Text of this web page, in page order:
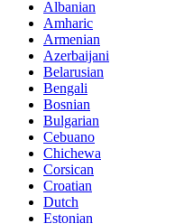
Albanian
Amharic
Armenian
Azerbaijani
Belarusian
Bengali
Bosnian
Bulgarian
Cebuano
Chichewa
Corsican
Croatian
Dutch
Estonian